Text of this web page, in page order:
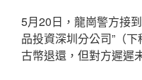
5月20日，龍崗警方接
品投資深圳分公司”（
古幣退還，但對方遲遲